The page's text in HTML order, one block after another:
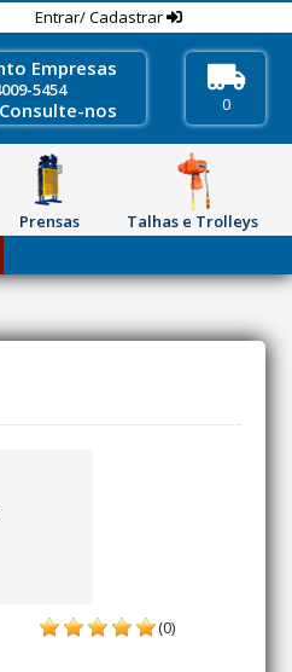
Entrar/ Cadastrar
Empresas
5454
nos 0
Prensas
Talhas e Trolleys
(0)